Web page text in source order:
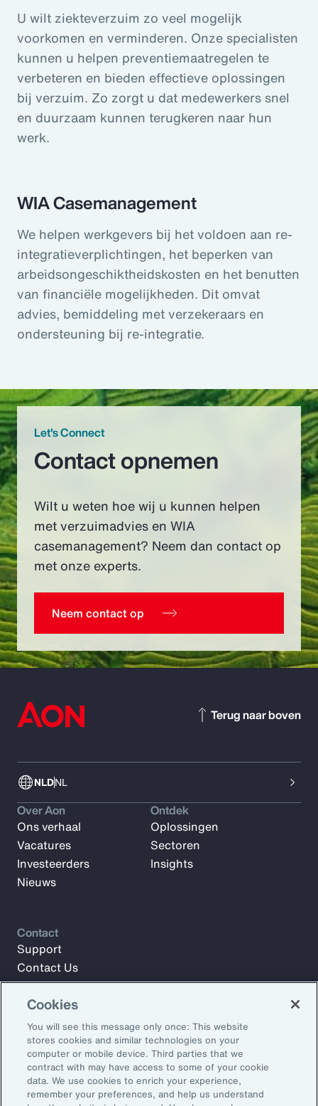
U wilt ziekteverzuim zo veel mogelijk
voorkomen en verminderen. Onze specialisten
kunnen u helpen preventiemaatregelen te
verbeteren en bieden effectieve oplossingen
bij verzuim. Zo zorgt u dat medewerkers snel
en duurzaam kunnen terugkeren naar hun
werk.
WIA Casemanagement
We helpen werkgevers bij het voldoen aan re-
integratieverplichtingen, het beperken van
arbeidsongeschiktheidskosten en het benutten
van financiële mogelijkheden. Dit omvat
advies, bemiddeling met verzekeraars en
ondersteuning bij re-integratie.
Let's Connect
Contact opnemen
Wilt u weten hoe wij u kunnen helpen
met verzuimadvies en WIA
casemanagement? Neem dan contact op
met onze experts.
Neem contact op
NLDNL
Terug naar boven
artikelen, rapporten en updates van ons team van experts.
E-mailadres:
Over Aon
Ons verhaal
Vacatures
Investeerders
Nieuws
Ontdek
Oplossingen
Sectoren
Insights
Contact
Support
Contact Us
Cookies
You will see this message only once: This website
stores cookies and similar technologies on your
computer or mobile device. Third parties that we
contract with may have access to some of your cookie
data. We use cookies to enrich your experience,
remember your preferences, and help us understand